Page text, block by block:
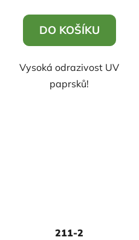
DO KOŠÍKU
Vysoká odrazivost UV
paprsků!
211-2